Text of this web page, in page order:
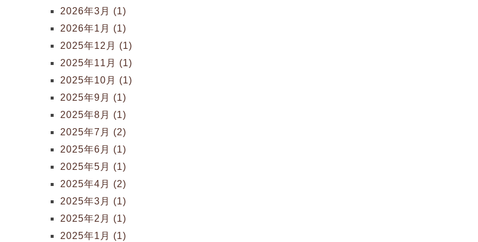
2026年3月 (1)
2026年1月 (1)
2025年12月 (1)
2025年11月 (1)
2025年10月 (1)
2025年9月 (1)
2025年8月 (1)
2025年7月 (2)
2025年6月 (1)
2025年5月 (1)
2025年4月 (2)
2025年3月 (1)
2025年2月 (1)
2025年1月 (1)